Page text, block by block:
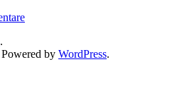
.
Powered by WordPress.